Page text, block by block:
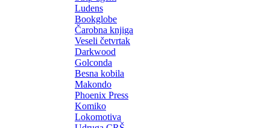
Ludens
Bookglobe
Čarobna knjiga
Veseli četvrtak
Darkwood
Golconda
Besna kobila
Makondo
Phoenix Press
Komiko
Lokomotiva